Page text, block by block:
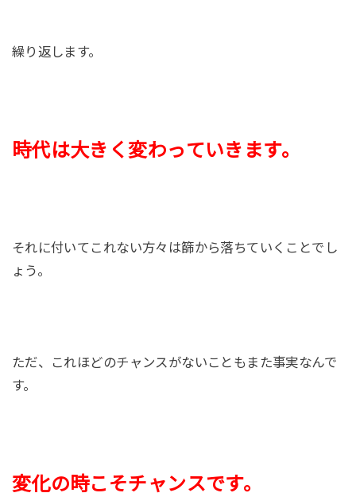
繰り返します。
時代は大きく変わっていきます。
それに付いてこれない方々は篩から落ちていくことでし
ょう。
ただ、これほどのチャンスがないこともまた事実なんで
す。
変化の時こそチャンスです。